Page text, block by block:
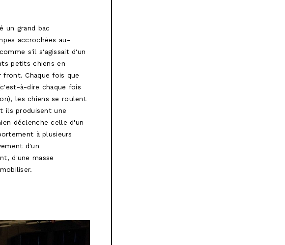
un grand bac
accrochées au-
s'il s'agissait d'un
petits chiens en
front. Chaque fois que
à-dire chaque fois
les chiens se roulent
ils produisent une
déclenche celle d'un
à plusieurs
d'un
d'une masse